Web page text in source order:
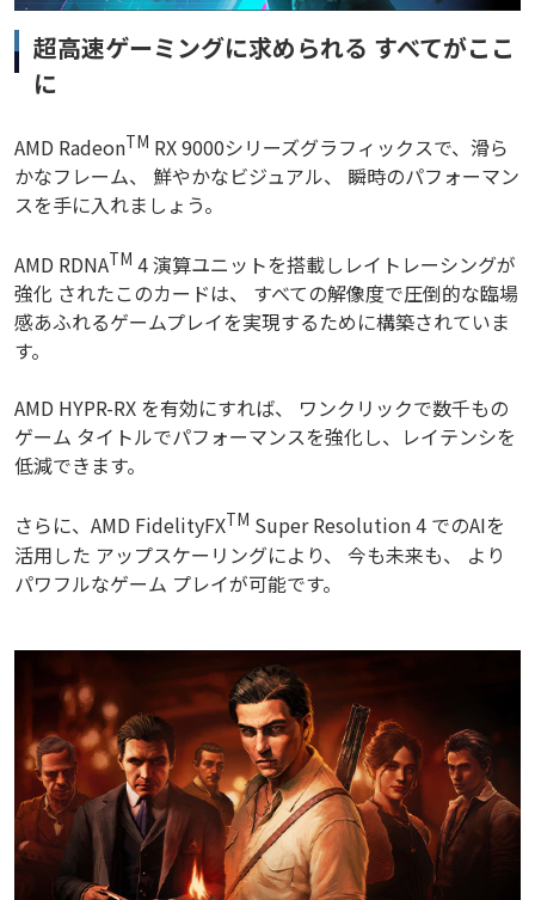
超高速ゲーミングに求められる すべてがここ
に
AMD RadeonTM RX 9000シリーズグラフィックスで、滑ら
かなフレーム、 鮮やかなビジュアル、 瞬時のパフォーマン
スを手に入れましょう。
AMD RDNATM 4 演算ユニットを搭載しレイトレーシングが
強化 されたこのカードは、 すべての解像度で圧倒的な臨場
感あふれるゲームプレイを実現するために構築されていま
す。
AMD HYPR-RX を有効にすれば、 ワンクリックで数千もの
ゲーム タイトルでパフォーマンスを強化し、レイテンシを
低減できます。
さらに、AMD FidelityFXTM Super Resolution 4 でのAIを
活用した アップスケーリングにより、 今も未来も、 より
パワフルなゲーム プレイが可能です。